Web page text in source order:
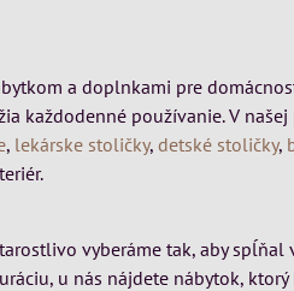
a doplnkami pre
každodenné používanie. V
, lekárske stoličky,detské stoličky,
vyberáme tak, aby spĺňal
u nás nájdete nábytok,